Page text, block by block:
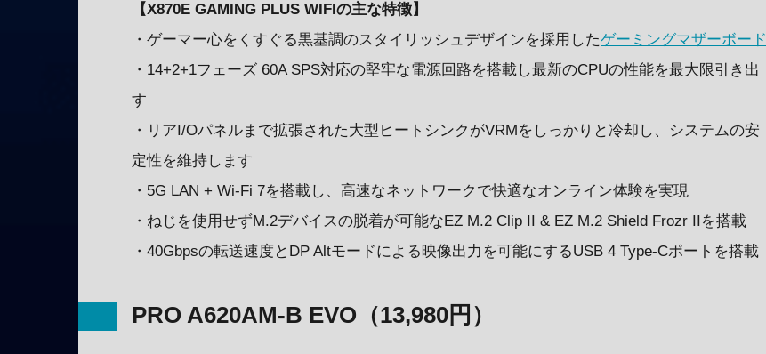
【X870E GAMING PLUS WIFIの主な特徴】
・ゲーマー心をくすぐる黒基調のスタイリッシュデザインを採用したゲーミングマザーボード
・14+2+1フェーズ 60A SPS対応の堅牢な電源回路を搭載し最新のCPUの性能を最大限引き出
す
・リアI/Oパネルまで拡張された大型ヒートシンクがVRMをしっかりと冷却し、システムの安
定性を維持します
・5G LAN + Wi-Fi 7を搭載し、高速なネットワークで快適なオンライン体験を実現
・ねじを使用せずM.2デバイスの脱着が可能なEZ M.2 Clip II & EZ M.2 Shield Frozr IIを搭載
・40Gbpsの転送速度とDP Altモードによる映像出力を可能にするUSB 4 Type-Cポートを搭載
PRO A620AM-B EVO（13,980円）